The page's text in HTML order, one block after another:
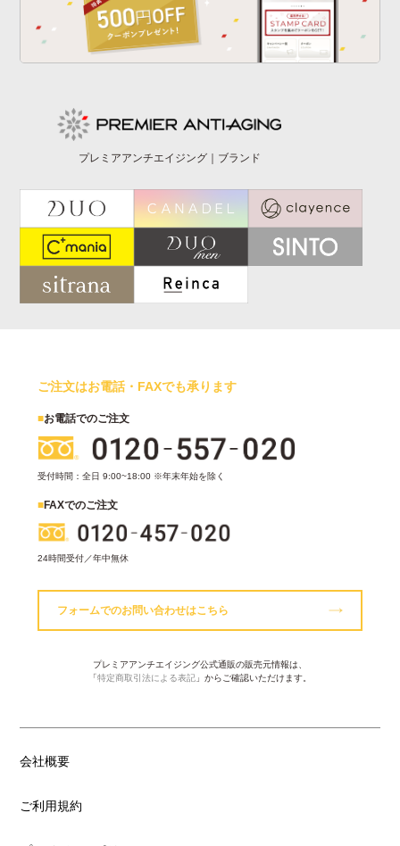
プレミアアンチエイジング｜ブランド
ご注文はお電話・FAXでも承ります
■お電話でのご注文
受付時間：全日 9:00~18:00 ※年末年始を除く
■FAXでのご注文
24時間受付／年中無休
フォームでのお問い合わせはこちら
プレミアアンチエイジング公式通販の販売元情報は、
「特定商取引法による表記 」からご確認いただけます。
会社概要
ご利用規約